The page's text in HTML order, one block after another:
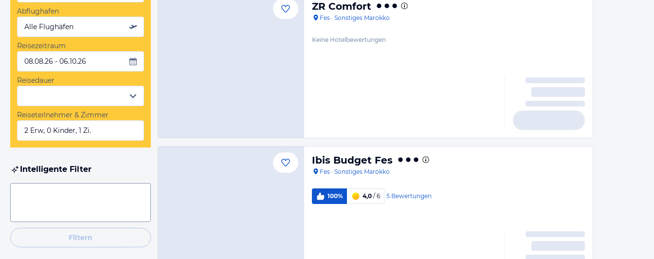
Abflughafen
Alle Flughäfen
Reisezeitraum
08.08.26 - 06.10.26
Reisedauer
Reiseteilnehmer & Zimmer
2 Erw, 0 Kinder, 1 Zi.
Intelligente Filter
Filtern
ZR Comfort
Fes · Sonstiges Marokko
Keine Hotelbewertungen
Ibis Budget Fes
Fes · Sonstiges Marokko
100% 4,0 / 6 5 Bewertungen